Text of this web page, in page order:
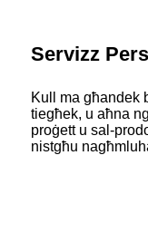
Servizz
Kull ma għandek
tiegħek, u aħna
proġett u sal-
nistgħu